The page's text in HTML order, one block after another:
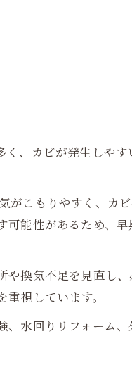
、カビが発生しやす
がこもりやすく、カ
可能性があるため、
や換気不足を見直し
視しています。
、水回りリフォーム、